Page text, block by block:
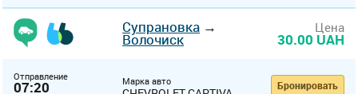
Супрановка →
Волочиск
Цена
30.00 UAH
Отправление
07:20 Марка авто Бронировать